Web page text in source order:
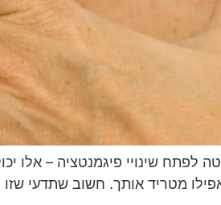
שינויי פיגמנטציה – אלו
אפילו מטריד אותך. חשוב